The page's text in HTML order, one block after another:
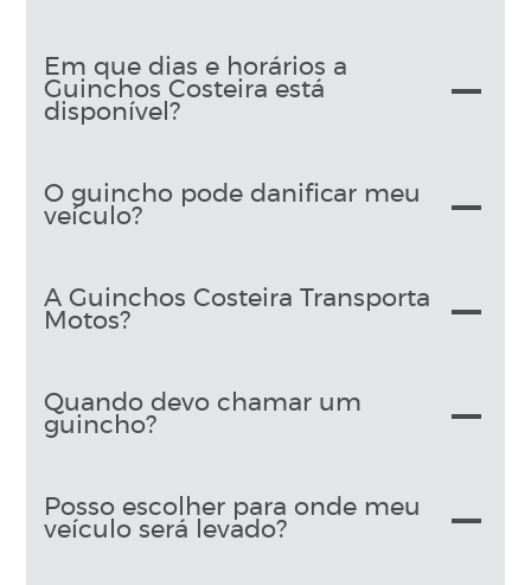
Em que dias e horários a
Guinchos Costeira está
disponível?
O guincho pode danificar meu
veículo?
A Guinchos Costeira Transporta
Motos?
Quando devo chamar um
guincho?
Posso escolher para onde meu
veículo será levado?